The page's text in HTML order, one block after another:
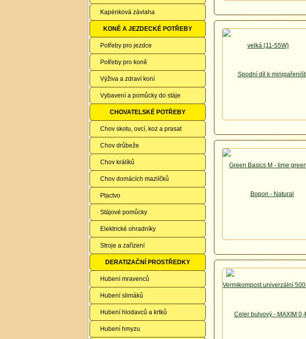
Kapénková závlaha
KONĚ A JEZDECKÉ POTŘEBY
Potřeby pro jezdce
Potřeby pro koně
Výživa a zdraví koní
Vybavení a pomůcky do stáje
CHOVATELSKÉ POTŘEBY
Chov skotu, ovcí, koz a prasat
Chov drůbeže
Chov králíků
Chov domácích mazlíčků
Ptactvo
Stájové pomůcky
Elektrické ohradníky
Stroje a zařízení
DERATIZAČNÍ PROSTŘEDKY
Hubení mravenců
Hubení slimáků
Hubení hlodavců a krtků
Hubení hmyzu